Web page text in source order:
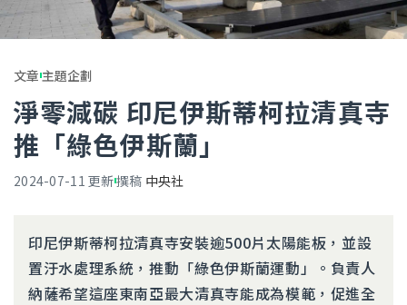
文章主題企劃
淨零減碳 印尼伊斯蒂柯拉清真寺
推「綠色伊斯蘭」
2024-07-11 更新撰稿 中央社
印尼伊斯蒂柯拉清真寺安裝逾500片太陽能板，並設
置汙水處理系統，推動「綠色伊斯蘭運動」。負責人
納薩希望這座東南亞最大清真寺能成為模範，促進全